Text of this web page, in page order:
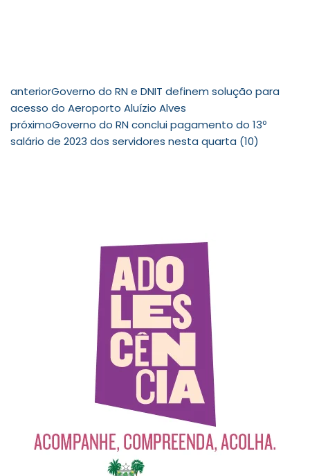
anteriorGoverno do RN e DNIT definem solução para
acesso do Aeroporto Aluízio Alves
próximoGoverno do RN conclui pagamento do 13º
salário de 2023 dos servidores nesta quarta (10)